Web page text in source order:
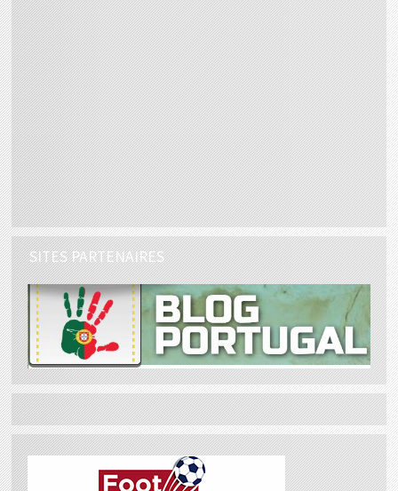
SITES PARTENAIRES